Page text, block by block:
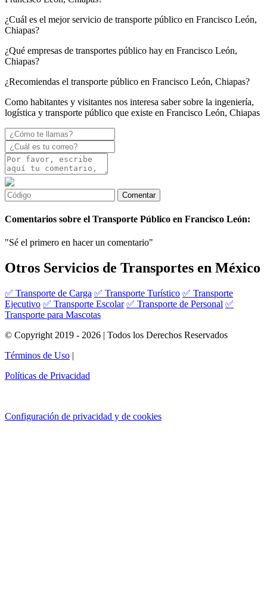
¿Cuál es el mejor servicio de transporte público en Francisco León,
Chiapas?
¿Qué empresas de transportes público hay en Francisco León,
Chiapas?
¿Recomiendas el transporte público en Francisco León, Chiapas?
Como habitantes y visitantes nos interesa saber sobre la ingeniería,
logística y transporte público que existe en Francisco León, Chiapas
Comentarios sobre el Transporte Público en Francisco León:
"Sé el primero en hacer un comentario"
Otros Servicios de Transportes en México
✅ Transporte de Carga ✅ Transporte Turístico ✅ Transporte
Ejecutivo ✅ Transporte Escolar ✅ Transporte de Personal ✅
Transporte para Mascotas
© Copyright 2019 - 2026 | Todos los Derechos Reservados
Términos de Uso |
Políticas de Privacidad
Configuración de privacidad y de cookies